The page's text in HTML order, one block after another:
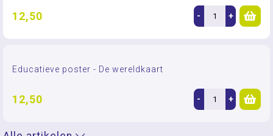
12,50 - +
Educatieve poster - De wereldkaart
12,50 - +